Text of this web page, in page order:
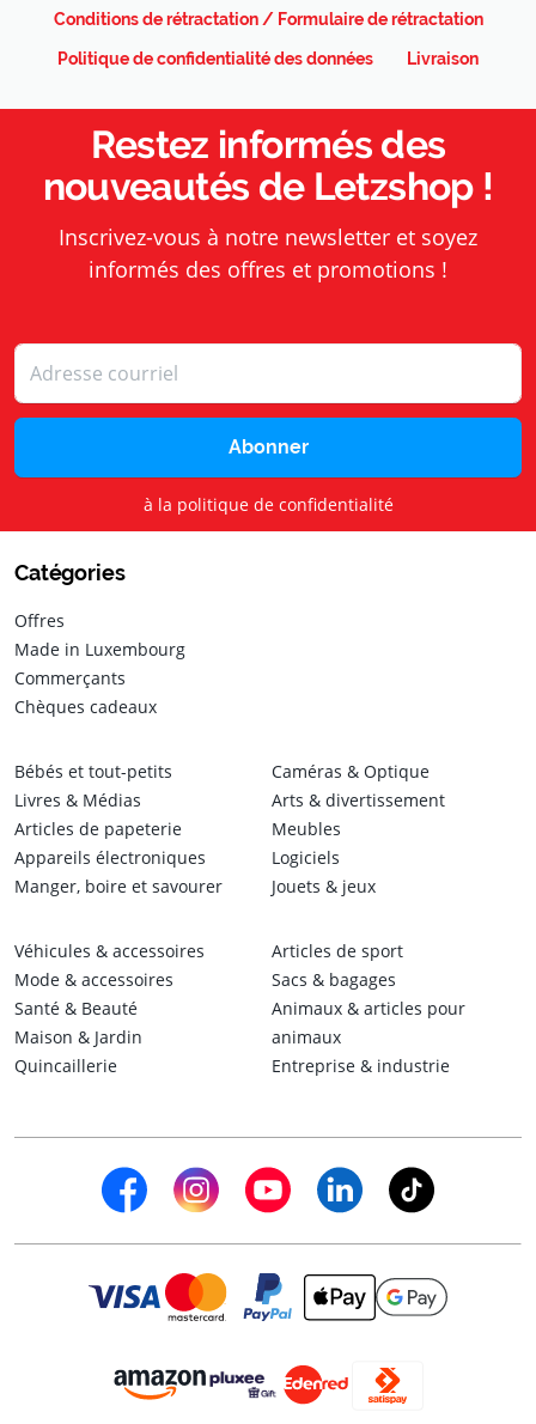
Conditions de rétractation / Formulaire de rétractation
Politique de confidentialité des données Livraison
Restez informés des
nouveautés de Letzshop !
Inscrivez-vous à notre newsletter et soyez
informés des offres et promotions !
Abonner
à la politique de confidentialité
Catégories
Offres
Made in Luxembourg
Commerçants
Chèques cadeaux
Bébés et tout-petits
Livres & Médias
Articles de papeterie
Appareils électroniques
Manger, boire et savourer
Véhicules & accessoires
Mode & accessoires
Santé & Beauté
Maison & Jardin
Quincaillerie
Caméras & Optique
Arts & divertissement
Meubles
Logiciels
Jouets & jeux
Articles de sport
Sacs & bagages
Animaux & articles pour
animaux
Entreprise & industrie